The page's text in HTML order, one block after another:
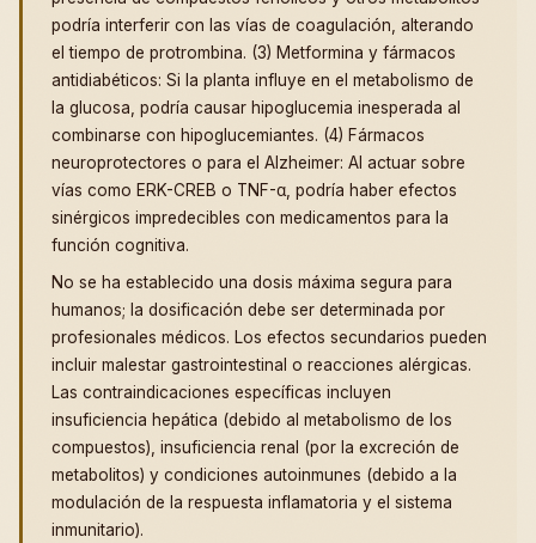
podría interferir con las vías de coagulación, alterando
el tiempo de protrombina. (3) Metformina y fármacos
antidiabéticos: Si la planta influye en el metabolismo de
la glucosa, podría causar hipoglucemia inesperada al
combinarse con hipoglucemiantes. (4) Fármacos
neuroprotectores o para el Alzheimer: Al actuar sobre
vías como ERK-CREB o TNF-α, podría haber efectos
sinérgicos impredecibles con medicamentos para la
función cognitiva.
No se ha establecido una dosis máxima segura para
humanos; la dosificación debe ser determinada por
profesionales médicos. Los efectos secundarios pueden
incluir malestar gastrointestinal o reacciones alérgicas.
Las contraindicaciones específicas incluyen
insuficiencia hepática (debido al metabolismo de los
compuestos), insuficiencia renal (por la excreción de
metabolitos) y condiciones autoinmunes (debido a la
modulación de la respuesta inflamatoria y el sistema
inmunitario).